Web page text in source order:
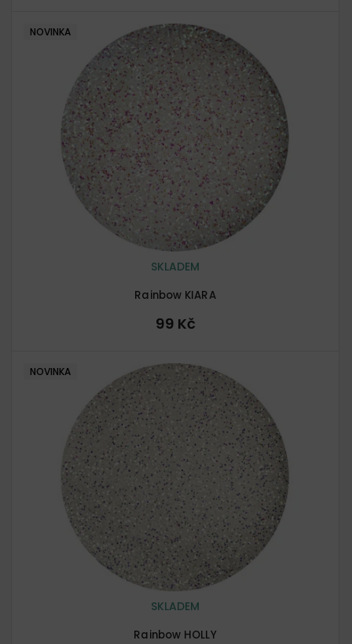
NOVINKA
Rainbow KIARA
SKLADEM
99 Kč
NOVINKA
Rainbow HOLLY
SKLADEM